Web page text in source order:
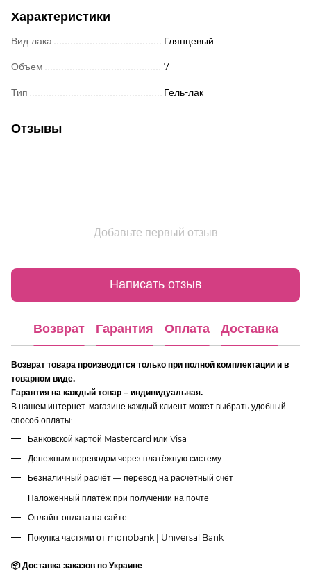
Характеристики
Вид лака Глянцевый
Объем 7
Тип Гель-лак
Отзывы
Добавьте первый отзыв
Написать отзыв
Возврат Гарантия Оплата Доставка
Возврат товара производится только при полной комплектации и в
товарном виде.
Гарантия на каждый товар – индивидуальная.
В нашем интернет-магазине каждый клиент может выбрать удобный
способ оплаты:
Банковской картой Mastercard или Visa
Денежным переводом через платёжную систему
Безналичный расчёт — перевод на расчётный счёт
Наложенный платёж при получении на почте
Онлайн-оплата на сайте
Покупка частями от monobank | Universal Bank
📦 Доставка заказов по Украине